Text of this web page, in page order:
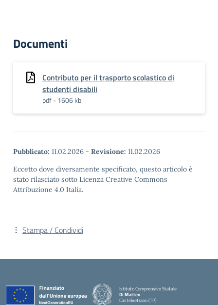
Documenti
Contributo per il trasporto scolastico di
studenti disabili
pdf - 1606 kb
Pubblicato: 11.02.2026 - Revisione: 11.02.2026
Eccetto dove diversamente specificato, questo articolo è
stato rilasciato sotto Licenza Creative Commons
Attribuzione 4.0 Italia.
Stampa / Condividi
Istituto Comprensivo Statale
Di Matteo
Castelvetrano (TP)